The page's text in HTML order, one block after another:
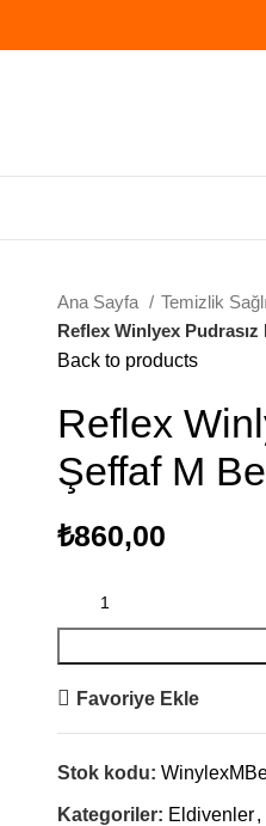
Ana Sayfa Temizlik
Reflex Winlyex
Back to products
Reflex
Şeffaf M
₺860,00
Favoriye Ekle
Stok kodu:
Kategoriler: Eldivenler,